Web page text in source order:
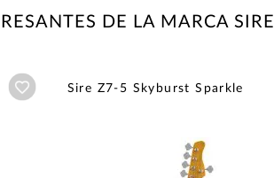
DE LA MARCA SIRE
Añadir a wishlist
Sire Z7-5 Skyburst Sparkle